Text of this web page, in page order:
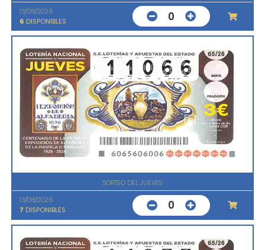
13/08/2026
6 DISPONIBLES 0
SORTEO DEL JUEVES
13/08/2026
7 DISPONIBLES 0